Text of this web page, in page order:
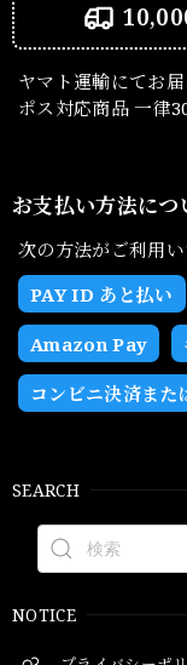
ヤマト運輸にてお
ポス対応商品 一律
お支払い方法につ
次の方法がご利用い
PAY ID あと払い
Amazon Pay
コンビニ決済ま
SEARCH
NOTICE